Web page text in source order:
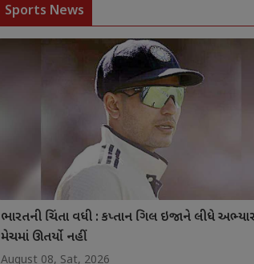
Sports News
ભારતની ચિંતા વધી : કપ્તાન ગિલ ઇજાને લીધે
મેચમાં ઊતર્યો નહીં
August 08, Sat, 2026